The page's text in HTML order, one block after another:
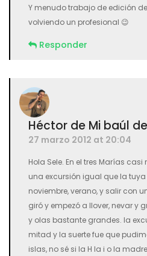
Y menudo trabajo de edición
volviendo un profesional 😉
Responder
Héctor de Mi baúl
27 marzo 2012 at 20:04
Hola Sele. En el tres Marías
una excursión igual que la tuya
noviembre, verano, y salir con
giró y empezó a llover, nevar y
y olas bastante grandes. la
mitad y la suerte fue que
islas, no sé si la H la i o la